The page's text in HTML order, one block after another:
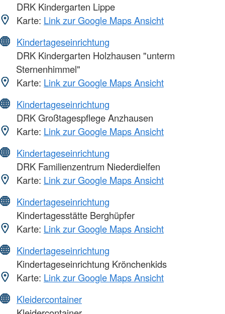
DRK Kindergarten Lippe
Karte: Link zur Google Maps Ansicht
Kindertageseinrichtung
DRK Kindergarten Holzhausen "unterm
Sternenhimmel"
Karte: Link zur Google Maps Ansicht
Kindertageseinrichtung
DRK Großtagespflege Anzhausen
Karte: Link zur Google Maps Ansicht
Kindertageseinrichtung
DRK Familienzentrum Niederdielfen
Karte: Link zur Google Maps Ansicht
Kindertageseinrichtung
Kindertagesstätte Berghüpfer
Karte: Link zur Google Maps Ansicht
Kindertageseinrichtung
Kindertageseinrichtung Krönchenkids
Karte: Link zur Google Maps Ansicht
Kleidercontainer